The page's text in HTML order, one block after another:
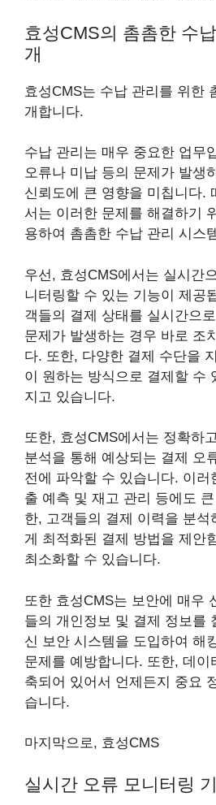
효성CMS의 촘촘한 수
개
효성CMS는 수납 관리를 위한
개합니다.
수납 관리는 매우 중요한 업무
오류나 미납 등의 문제가 발생
신뢰도에 큰 영향을 미칩니다.
서는 이러한 문제를 해결하기
용하여 촘촘한 수납 관리 시스
우선, 효성CMS에서는 실시간
니터링할 수 있는 기능이 제공
객들의 결제 상태를 실시간으
문제가 발생하는 경우 바로 조
다. 또한, 다양한 결제 수단을
이 원하는 방식으로 결제할 수
지고 있습니다.
또한, 효성CMS에서는 정확하
분석을 통해 예상되는 결제 오
전에 파악할 수 있습니다. 이러
출 예측 및 재고 관리 등에도
한, 고객들의 결제 이력을 분석
게 최적화된 결제 방법을 제안
최소화할 수 있습니다.
또한 효성CMS는 보안에 매우
들의 개인정보 및 결제 정보를
신 보안 시스템을 도입하여 해
문제를 예방합니다. 또한, 데이
축되어 있어서 언제든지 중요
습니다.
마지막으로, 효성CMS
실시간 오류 모니터링